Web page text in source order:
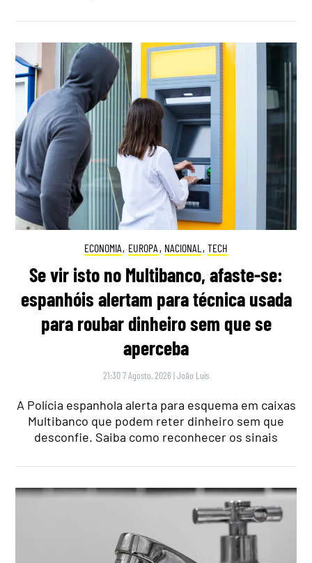
ECONOMIA, EUROPA , NACIONAL , TECH
Se vir isto no Multibanco, afaste-se:
espanhóis alertam para técnica usada
para roubar dinheiro sem que se
aperceba
21:30 7 Agosto, 2026 |João Luís
A Polícia espanhola alerta para esquema em caixas
Multibanco que podem reter dinheiro sem que
desconfie. Saiba como reconhecer os sinais